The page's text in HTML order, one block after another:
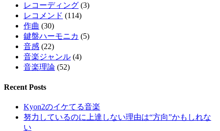
レコーディング (3)
レコメンド (114)
作曲 (30)
鍵盤ハーモニカ (5)
音感 (22)
音楽ジャンル (4)
音楽理論 (52)
Recent Posts
Kyon2のイケてる音楽
努力しているのに上達しない理由は“方向”かもしれな
い